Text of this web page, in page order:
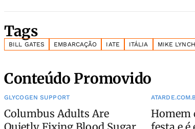
Tags
BILL GATES EMBARCAÇÃO IATE ITÁLIA MIKE LYNCH